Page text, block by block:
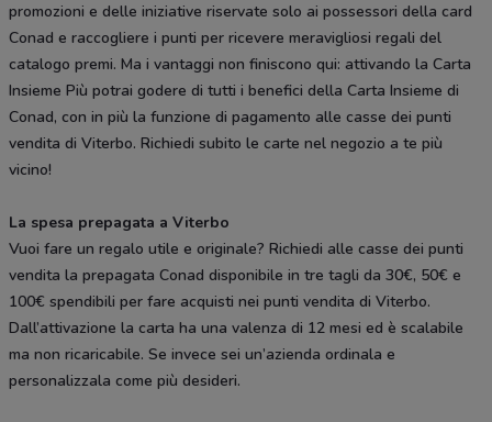
promozioni e delle iniziative riservate solo ai possessori della card
Conad e raccogliere i punti per ricevere meravigliosi regali del
catalogo premi. Ma i vantaggi non finiscono qui: attivando la Carta
Insieme Più potrai godere di tutti i benefici della Carta Insieme di
Conad, con in più la funzione di pagamento alle casse dei punti
vendita di Viterbo. Richiedi subito le carte nel negozio a te più
vicino!
La spesa prepagata a Viterbo
Vuoi fare un regalo utile e originale? Richiedi alle casse dei punti
vendita la prepagata Conad disponibile in tre tagli da 30€, 50€ e
100€ spendibili per fare acquisti nei punti vendita di Viterbo.
Dall’attivazione la carta ha una valenza di 12 mesi ed è scalabile
ma non ricaricabile. Se invece sei un’azienda ordinala e
personalizzala come più desideri.